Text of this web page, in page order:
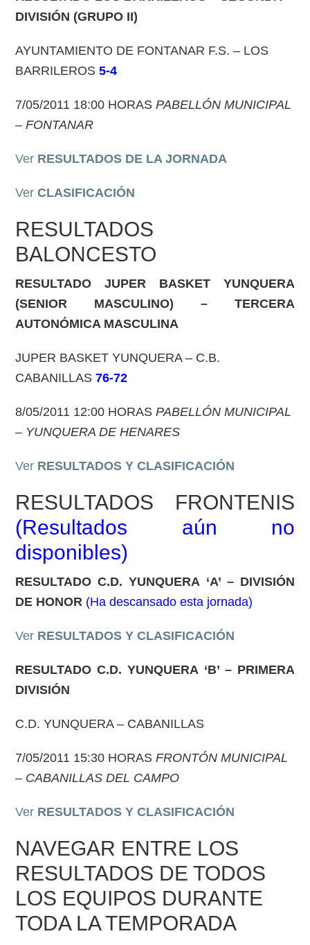
DIVISIÓN (GRUPO II)
AYUNTAMIENTO DE FONTANAR F.S. – LOS
BARRILEROS5-4
7/05/2011 18:00 HORASPABELLÓN MUNICIPAL
– FONTANAR
Ver RESULTADOS DE LA JORNADA
VerCLASIFICACIÓN
RESULTADOS
BALONCESTO
RESULTADO JUPER BASKET YUNQUERA
(SENIOR MASCULINO) – TERCERA
AUTONÓMICA MASCULINA
JUPER BASKET YUNQUERA – C.B.
CABANILLAS76-72
8/05/2011 12:00 HORASPABELLÓN MUNICIPAL
– YUNQUERA DE HENARES
Ver RESULTADOS Y CLASIFICACIÓN
RESULTADOS FRONTENIS
(Resultados aún no
disponibles)
RESULTADO C.D. YUNQUERA ‘A’ – DIVISIÓN
DE HONOR (Ha descansado esta jornada)
Ver RESULTADOS Y CLASIFICACIÓN
RESULTADO C.D. YUNQUERA ‘B’– PRIMERA
DIVISIÓN
C.D. YUNQUERA– CABANILLAS
7/05/2011 15:30 HORASFRONTÓN MUNICIPAL
– CABANILLAS DEL CAMPO
Ver RESULTADOS Y CLASIFICACIÓN
NAVEGAR ENTRE LOS
RESULTADOS DE TODOS
LOS EQUIPOS DURANTE
TODA LA TEMPORADA